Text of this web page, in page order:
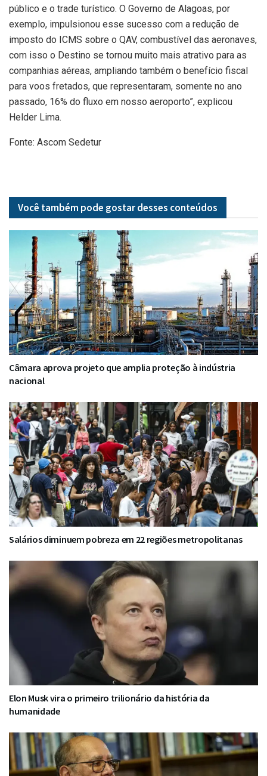
público e o trade turístico. O Governo de Alagoas, por
exemplo, impulsionou esse sucesso com a redução de
imposto do ICMS sobre o QAV, combustível das aeronaves,
com isso o Destino se tornou muito mais atrativo para as
companhias aéreas, ampliando também o benefício fiscal
para voos fretados, que representaram, somente no ano
passado, 16% do fluxo em nosso aeroporto”, explicou
Helder Lima.
Fonte: Ascom Sedetur
Você também pode gostar desses conteúdos
Câmara aprova projeto que amplia proteção à indústria
nacional
Salários diminuem pobreza em 22 regiões metropolitanas
Elon Musk vira o primeiro trilionário da história da
humanidade